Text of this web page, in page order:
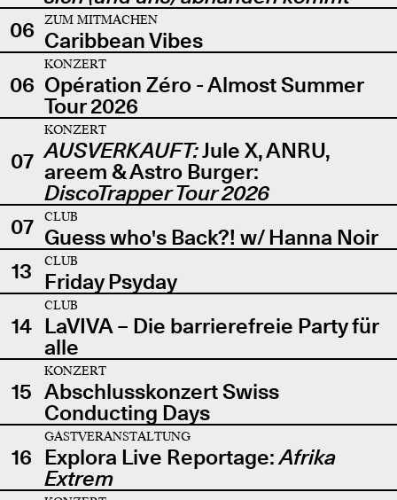
06
ZUM MITMACHEN
Caribbean Vibes
06
KONZERT
Opération Zéro - Almost Summer
Tour 2026
07
KONZERT
AUSVERKAUFT:Jule X, ANRU,
areem & Astro Burger:
DiscoTrapper Tour 2026
07
CLUB
Guess who's Back?! w/ Hanna Noir
13
CLUB
Friday Psyday
14
CLUB
LaVIVA – Die barrierefreie Party für
alle
15
KONZERT
Abschlusskonzert Swiss
Conducting Days
16
GASTVERANSTALTUNG
Explora Live Reportage:Afrika
Extrem